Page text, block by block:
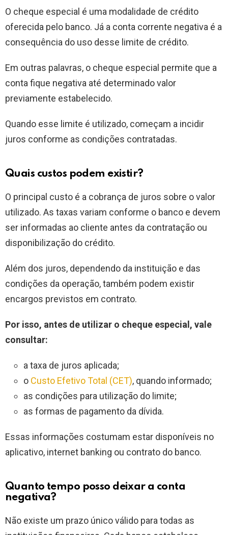
O cheque especial é uma modalidade de crédito
oferecida pelo banco. Já a conta corrente negativa é a
consequência do uso desse limite de crédito.
Em outras palavras, o cheque especial permite que a
conta fique negativa até determinado valor
previamente estabelecido.
Quando esse limite é utilizado, começam a incidir
juros conforme as condições contratadas.
Quais custos podem existir?
O principal custo é a cobrança de juros sobre o valor
utilizado. As taxas variam conforme o banco e devem
ser informadas ao cliente antes da contratação ou
disponibilização do crédito.
Além dos juros, dependendo da instituição e das
condições da operação, também podem existir
encargos previstos em contrato.
Por isso, antes de utilizar o cheque especial, vale
consultar:
a taxa de juros aplicada;
o Custo Efetivo Total (CET), quando informado;
as condições para utilização do limite;
as formas de pagamento da dívida.
Essas informações costumam estar disponíveis no
aplicativo, internet banking ou contrato do banco.
Quanto tempo posso deixar a conta
negativa?
Não existe um prazo único válido para todas as